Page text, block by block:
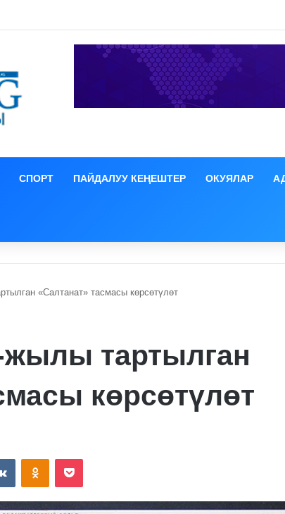
СПОРТ ПАЙДАЛУУ КЕҢЕШТЕР ОКУЯЛАР
«Салтанат» тасмасы көрсөтүлөт
жылы тартылган
көрсөтүлөт
VKontakteOdnoklassniki
Pocket